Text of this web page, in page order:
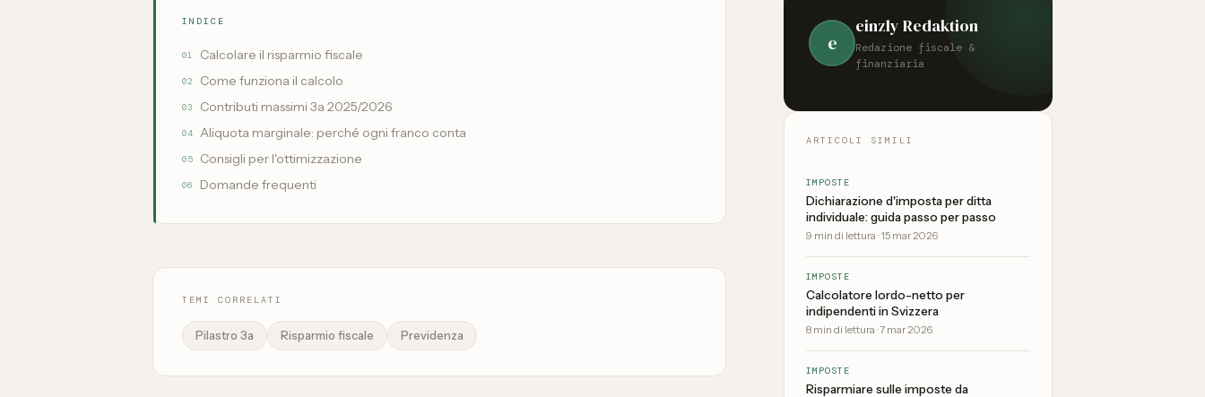
INDICE
01 Calcolare il risparmio fiscale
02 Come funziona il calcolo
03 Contributi massimi 3a 2025/2026
04 Aliquota marginale: perché ogni franco conta
05 Consigli per l'ottimizzazione
06 Domande frequenti
TEMI CORRELATI
Pilastro 3a Risparmio fiscale Previdenza
e
einzly Redaktion
Redazione fiscale &
finanziaria
ARTICOLI SIMILI
IMPOSTE
Dichiarazione d'imposta per ditta
individuale: guida passo per passo
9 min di lettura · 15 mar 2026
IMPOSTE
Calcolatore lordo-netto per
indipendenti in Svizzera
8 min di lettura ·7 mar 2026
IMPOSTE
Risparmiare sulle imposte da